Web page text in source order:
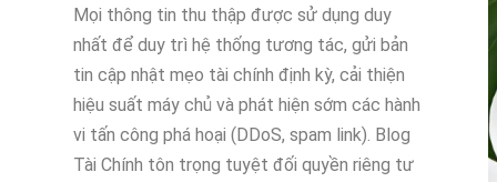
Mọi thông tin thu thập được sử dụng duy
nhất để duy trì hệ thống tương tác, gửi bản
tin cập nhật mẹo tài chính định kỳ, cải thiện
hiệu suất máy chủ và phát hiện sớm các hành
vi tấn công phá hoại (DDoS, spam link). Blog
Tài Chính tôn trọng tuyệt đối quyền riêng tư